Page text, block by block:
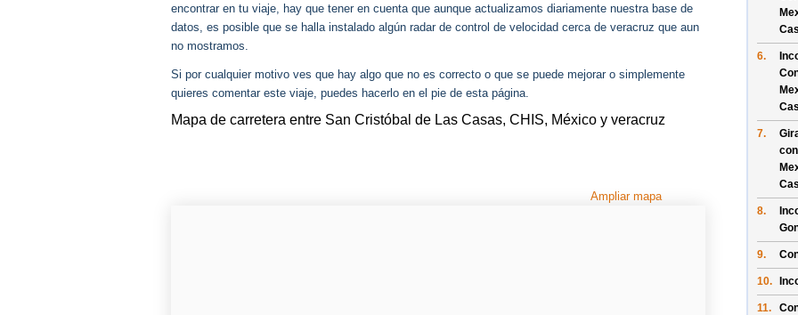
encontrar en tu viaje, hay que tener en cuenta que aunque actualizamos diariamente nuestra base de
datos, es posible que se halla instalado algún radar de control de velocidad cerca de veracruz que aun
no mostramos.
Si por cualquier motivo ves que hay algo que no es correcto o que se puede mejorar o simplemente
quieres comentar este viaje, puedes hacerlo en el pie de esta página.
Mapa de carretera entre San Cristóbal de Las Casas, CHIS, México y veracruz
Ampliar mapa
6.
7.
8.
9.
10.
11.